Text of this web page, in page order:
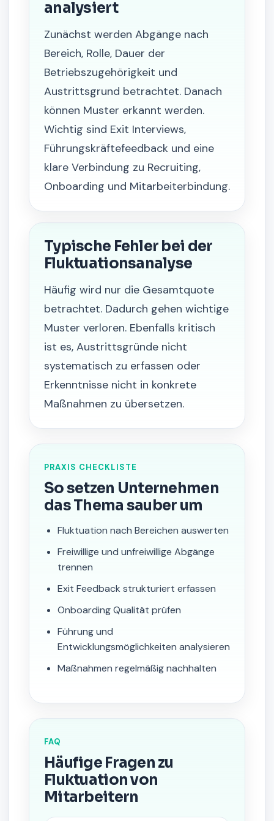
analysiert
Zunächst werden Abgänge nach
Bereich, Rolle, Dauer der
Betriebszugehörigkeit und
Austrittsgrund betrachtet. Danach
können Muster erkannt werden.
Wichtig sind Exit Interviews,
Führungskräftefeedback und eine
klare Verbindung zu Recruiting,
Onboarding und Mitarbeiterbindung.
Typische Fehler bei der
Fluktuationsanalyse
Häufig wird nur die Gesamtquote
betrachtet. Dadurch gehen wichtige
Muster verloren. Ebenfalls kritisch
ist es, Austrittsgründe nicht
systematisch zu erfassen oder
Erkenntnisse nicht in konkrete
Maßnahmen zu übersetzen.
PRAXIS CHECKLISTE
So setzen Unternehmen
das Thema sauber um
Fluktuation nach Bereichen auswerten
Freiwillige und unfreiwillige Abgänge
trennen
Exit Feedback strukturiert erfassen
Onboarding Qualität prüfen
Führung und
Entwicklungsmöglichkeiten analysieren
Maßnahmen regelmäßig nachhalten
FAQ
Häufige Fragen zu
Fluktuation von
Mitarbeitern